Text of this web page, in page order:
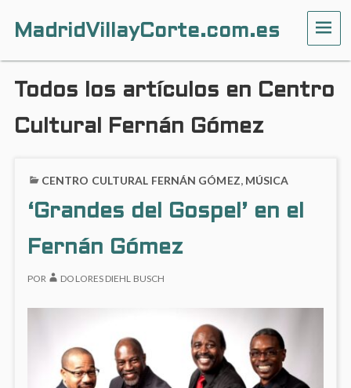
MadridVillayCorte.com.es
Todos los artículos en Centro
Cultural Fernán Gómez
CENTRO CULTURAL FERNÁN GÓMEZ, MÚSICA
‘Grandes del Gospel’ en el
Fernán Gómez
POR DOLORES DIEHL BUSCH